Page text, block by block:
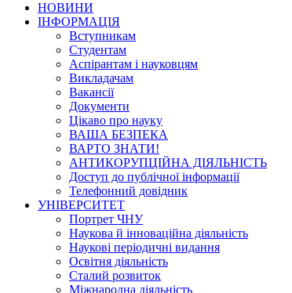
НОВИНИ
ІНФОРМАЦІЯ
Вступникам
Студентам
Аспірантам і науковцям
Викладачам
Вакансії
Документи
Цікаво про науку
ВАША БЕЗПЕКА
ВАРТО ЗНАТИ!
АНТИКОРУПЦІЙНА ДІЯЛЬНІСТЬ
Доступ до публічної інформації
Телефонний довідник
УНІВЕРСИТЕТ
Портрет ЧНУ
Наукова й інноваційна діяльність
Наукові періодичні видання
Освітня діяльність
Сталий розвиток
Міжнародна діяльність